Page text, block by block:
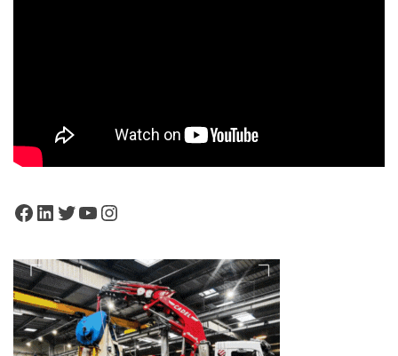
Facebook
LinkedIn
Twitter
YouTube
Instagram